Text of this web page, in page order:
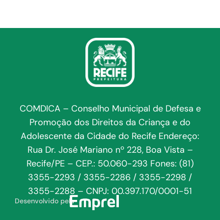
COMDICA – Conselho Municipal de Defesa e
Promoção dos Direitos da Criança e do
Adolescente da Cidade do Recife Endereço:
Rua Dr. José Mariano nº 228, Boa Vista –
Recife/PE – CEP.: 50.060-293 Fones: (81)
3355-2293 / 3355-2286 / 3355-2298 /
3355-2288 – CNPJ: 00.397.170/0001-51
Desenvolvido pela